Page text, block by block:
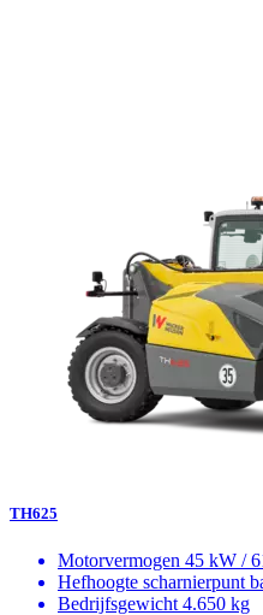
TH625
Motorvermogen 45 kW /
Hefhoogte scharnierpunt
Bedrijfsgewicht 4.650 kg